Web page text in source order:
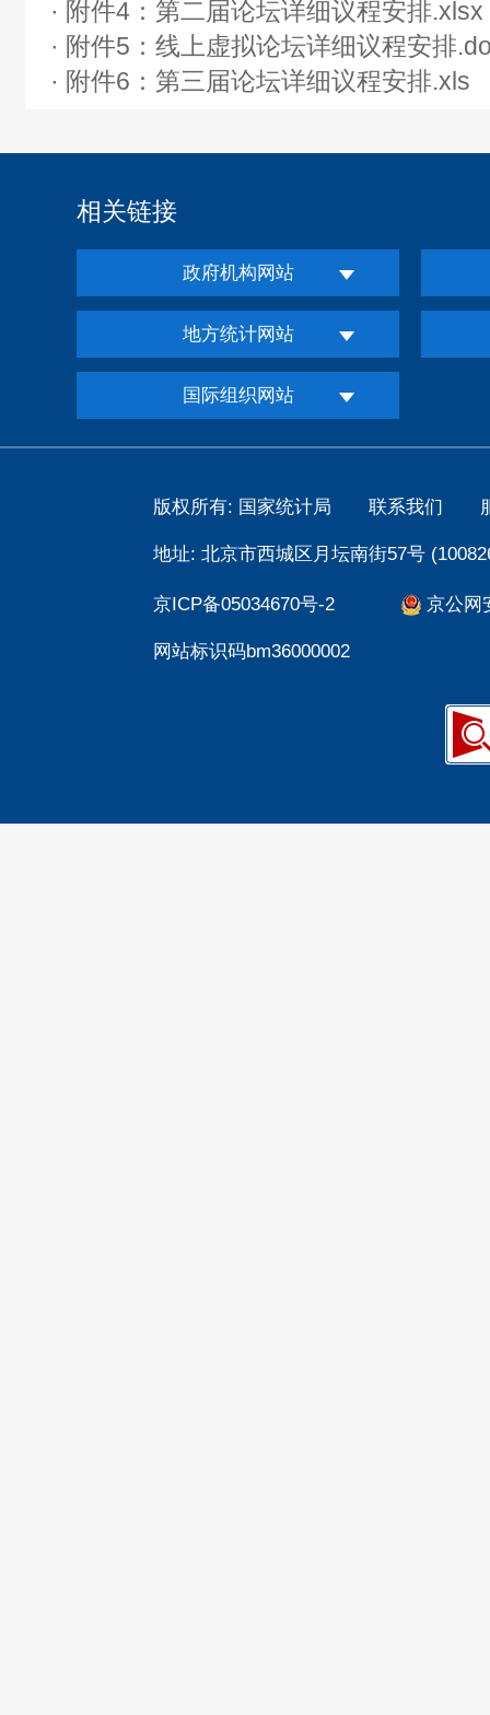
· 附件4：第二届论坛详细议程安排.xlsx
· 附件5：线上虚拟论坛详细议程安排
· 附件6：第三届论坛详细议程安排.xls
相关链接
政府机构网站
地方统计网站
国际组织网站
版权所有: 国家统计局 联系我们
地址: 北京市西城区月坛南街57号
京ICP备05034670号-2 京公网
网站标识码bm36000002